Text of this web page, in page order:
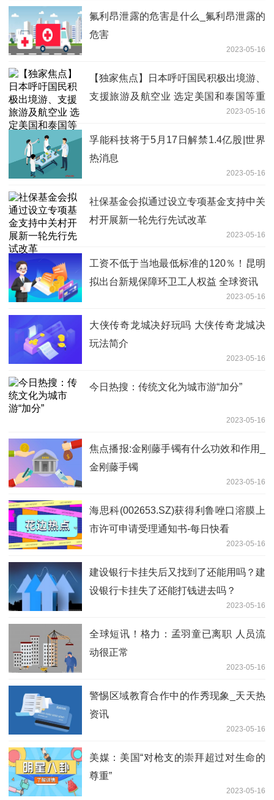
氟利昂泄露的危害是什么_氟利昂泄露的
危害
2023-05-16
【独家焦点】日本呼吁国民积极出境游、
支援旅游及航空业 选定美国和泰国等重
2023-05-16
孚能科技将于5月17日解禁1.4亿股|世界
热消息
2023-05-16
社保基金会拟通过设立专项基金支持中关
村开展新一轮先行先试改革
2023-05-16
工资不低于当地最低标准的120％！昆明
拟出台新规保障环卫工人权益 全球资讯
2023-05-16
大侠传奇龙城决好玩吗 大侠传奇龙城决
玩法简介
2023-05-16
今日热搜：传统文化为城市游“加分”
2023-05-16
焦点播报:金刚藤手镯有什么功效和作用_
金刚藤手镯
2023-05-16
海思科(002653.SZ)获得利鲁唑口溶膜上
市许可申请受理通知书-每日快看
2023-05-16
建设银行卡挂失后又找到了还能用吗？建
设银行卡挂失了还能打钱进去吗？
2023-05-16
全球短讯！格力：孟羽童已离职 人员流
动很正常
2023-05-16
警惕区域教育合作中的作秀现象_天天热
资讯
2023-05-16
美媒：美国“对枪支的崇拜超过对生命的
尊重”
2023-05-16